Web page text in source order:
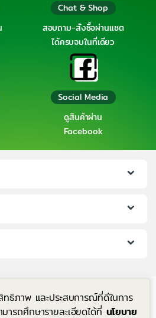
Chat & Shop
สอบถาม-สั่งซื้อผ่านแชต
ได้ครบจบในที่เดียว
Social Media
ดูสินค้าผ่าน
Facebook
ทธิภาพ และประสบการณ์ที่ดีในการ
รถศึกษารายละเอียดได้ที่ นโยบาย